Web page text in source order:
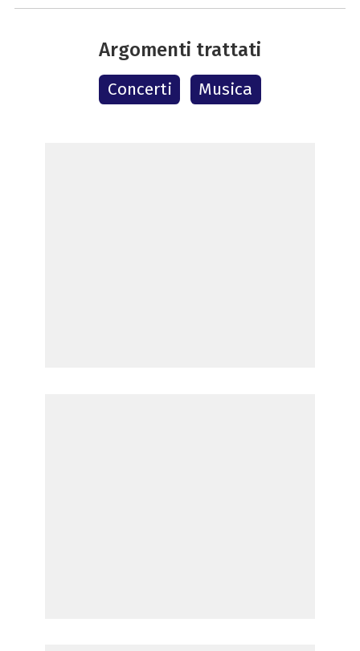
Argomenti trattati
Concerti Musica